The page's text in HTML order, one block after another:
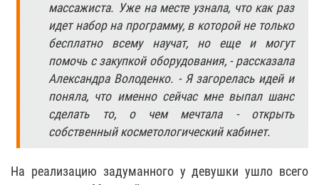
массажиста. Уже на месте узнала, что как раз
идет набор на программу, в которой не только
бесплатно всему научат, но еще и могут
помочь с закупкой оборудования, - рассказала
Александра Володенко. - Я загорелась идей и
поняла, что именно сейчас мне выпал шанс
сделать то, о чем мечтала - открыть
собственный косметологический кабинет.
На реализацию задуманного у девушки ушло всего